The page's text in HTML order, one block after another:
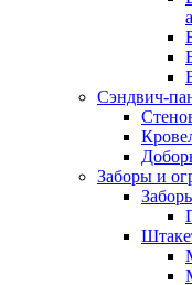
Сэндвич-
Заборы и